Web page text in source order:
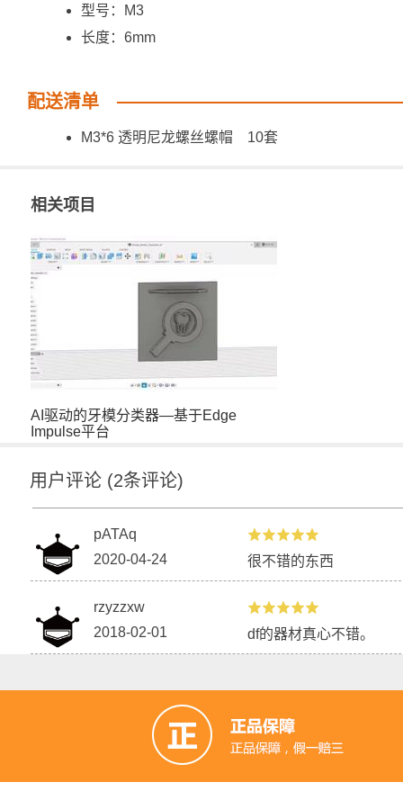
型号：M3
长度：6mm
配送清单
M3*6 透明尼龙螺丝螺帽 10套
相关项目
AI驱动的牙模分类器—基于Edge
Impulse平台
用户评论 (2条评论)
pATAq
2020-04-24
很不错的东西
rzyzzxw
2018-02-01
df的器材真心不错。